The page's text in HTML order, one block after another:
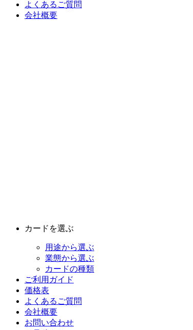
よくあるご質問
会社概要
カードを選ぶ
用途から選ぶ
業態から選ぶ
カードの種類
ご利用ガイド
価格表
よくあるご質問
会社概要
お問い合わせ